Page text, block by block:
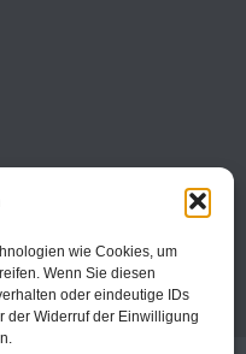
wie Cookies, um
Wenn Sie diesen
oder eindeutige IDs
der Widerruf der Einwilligung